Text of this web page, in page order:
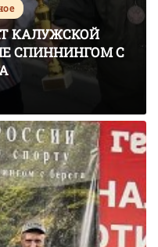
КАЛУЖСКОЙ
СПИННИНГОМ С